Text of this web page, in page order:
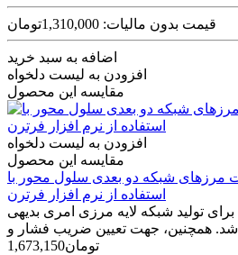
قیمت بدون مالیات: 1,310,000تومان
اضافه به سبد خرید
افزودن به لیست دلخواه
مقایسه این محصول
افزودن به لیست دلخواه
مقایسه این محصول
مرزهای شبکه دو بعدی سلول محور با
استفاده از نرم افزار فرترن
برای تولید شبکه لایه مرزی امری بدیهی
1,673,150تومان